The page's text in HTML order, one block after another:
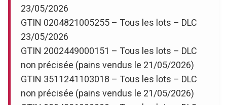
23/05/2026
GTIN 0204821005255 – Tous les lots – DLC
23/05/2026
GTIN 2002449000151 – Tous les lots – DLC
non précisée (pains vendus le 21/05/2026)
GTIN 3511241103018 – Tous les lots – DLC
non précisée (pains vendus le 21/05/2026)